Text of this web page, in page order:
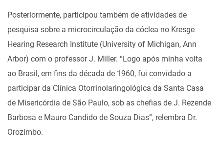
Posteriormente, participou também de atividades de
pesquisa sobre a microcirculação da cóclea no Kresge
Hearing Research Institute (University of Michigan, Ann
Arbor) com o professor J. Miller. “Logo após minha volta
ao Brasil, em fins da década de 1960, fui convidado a
participar da Clínica Otorrinolaringológica da Santa Casa
de Misericórdia de São Paulo, sob as chefias de J. Rezende
Barbosa e Mauro Candido de Souza Dias”, relembra Dr.
Orozimbo.